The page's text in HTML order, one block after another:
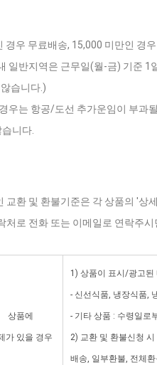
경우 무료배송, 15,000 미만인 경
일반지역은 근무일(월-금) 기준
습니다.)
우는 항공/도선 추가운임이 부과
니다.
교환 및 환불기준은 각 상품의 '상
처로 전화 또는 이메일로 연락주
상품에
가 있을 경우
1) 상품이 표시/광고된
- 신선식품, 냉장식품,
- 기타 상품 : 수령일로
2) 교환 및 환불신청
배송, 일부환불, 전체